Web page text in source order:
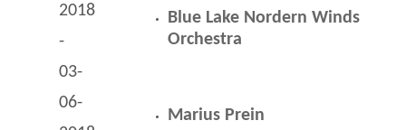
2018
-
03-
06-
Blue Lake Nordern Winds
Orchestra
Marius Prein